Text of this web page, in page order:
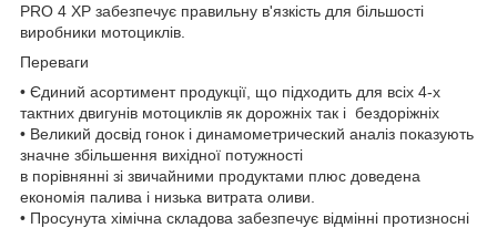
PRO 4 XP забезпечує правильну в'язкість для більшості
виробники мотоциклів.
Переваги
• Єдиний асортимент продукції, що підходить для всіх 4-х
тактних двигунів мотоциклів як дорожніх так і бездоріжніх
• Великий досвід гонок і динамометрический аналіз показують
значне збільшення вихідної потужності
в порівнянні зі звичайними продуктами плюс доведена
економія палива і низька витрата оливи.
• Просунута хімічна складова забезпечує відмінні протизносні